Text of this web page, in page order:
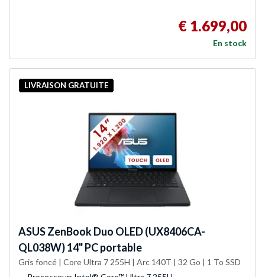
€ 1.699,00
En stock
LIVRAISON GRATUITE
ASUSZenBook Duo OLED (UX8406CA-
QL038W) 14" PC portable
Gris foncé | Core Ultra 7 255H | Arc 140T | 32 Go | 1 To SSD